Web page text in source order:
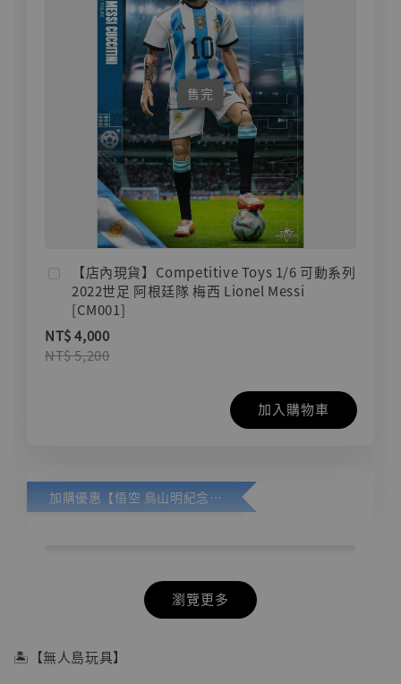
售完
【店內現貨】Competitive Toys 1/6 可動系列
2022世足 阿根廷隊 梅西 Lionel Messi
[CM001]
NT$ 4,000
NT$ 5,200
加入購物車
加購優惠【悟空 鳥山明紀念款 [奇蹟工作室]】
瀏覽更多
🏝【無人島玩具】